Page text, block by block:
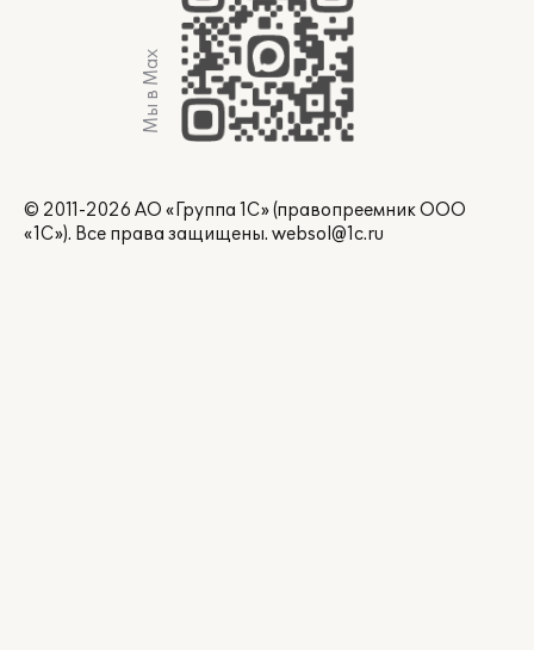
Мы в Max
© 2011-2026 АО «Группа 1С» (правопреемник ООО
«1С»). Все права защищены. websol@1c.ru